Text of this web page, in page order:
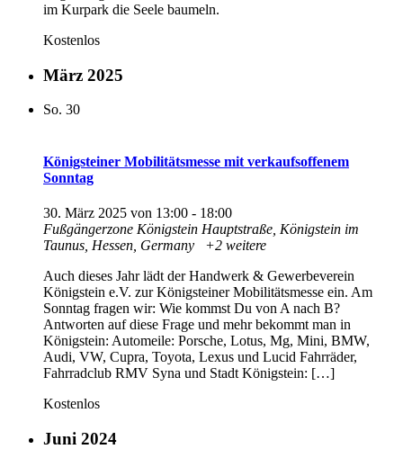
‍im ‍Kurpark ‍die ‍Seele ‍baumeln.
Kostenlos
März 2025
So. 30
Königsteiner Mobilitätsmesse mit verkaufsoffenem
Sonntag
30. März 2025 von 13:00 - 18:00
Fußgängerzone Königstein Hauptstraße, Königstein im
Taunus, Hessen, Germany
+2 weitere
Auch dieses Jahr lädt der Handwerk & Gewerbeverein
Königstein e.V. zur Königsteiner Mobilitätsmesse ein. Am
Sonntag fragen wir: Wie kommst Du von A nach B?
Antworten auf diese Frage und mehr bekommt man in
Königstein: Automeile: Porsche, Lotus, Mg, Mini, BMW,
Audi, VW, Cupra, Toyota, Lexus und Lucid Fahrräder,
Fahrradclub RMV Syna und Stadt Königstein: […]
Kostenlos
Juni 2024